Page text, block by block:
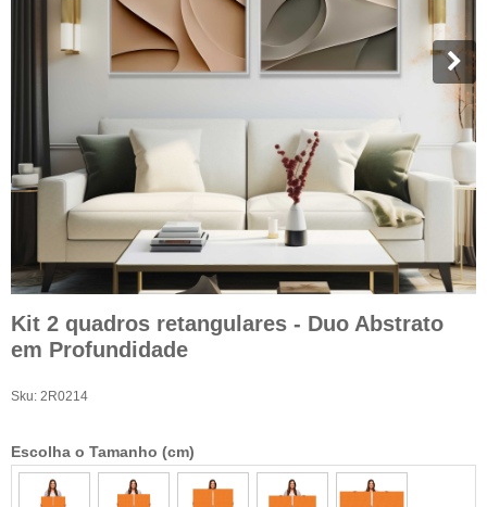
Kit 2 quadros retangulares - Duo Abstrato
em Profundidade
Sku: 2R0214
Escolha o Tamanho (cm)